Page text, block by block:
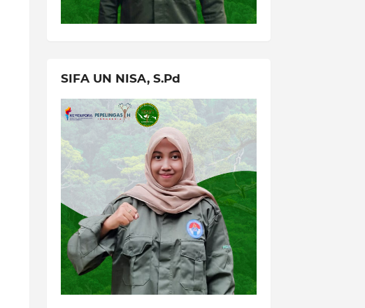
SIFA UN NISA, S.Pd